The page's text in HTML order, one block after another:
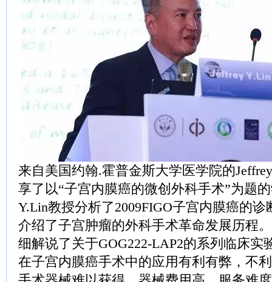
来自美国约翰.霍普金斯大学医学院的
享了以“子宫内膜癌的微创外科手术”为题
Y.Lin教授分析了2009FIGO子宫内膜癌的
介绍了子宫肿瘤的外科手术革命发展历程
细解说了关于GOG222-LAP2的系列临床实
在子宫内膜癌手术中的应用有利有弊，不